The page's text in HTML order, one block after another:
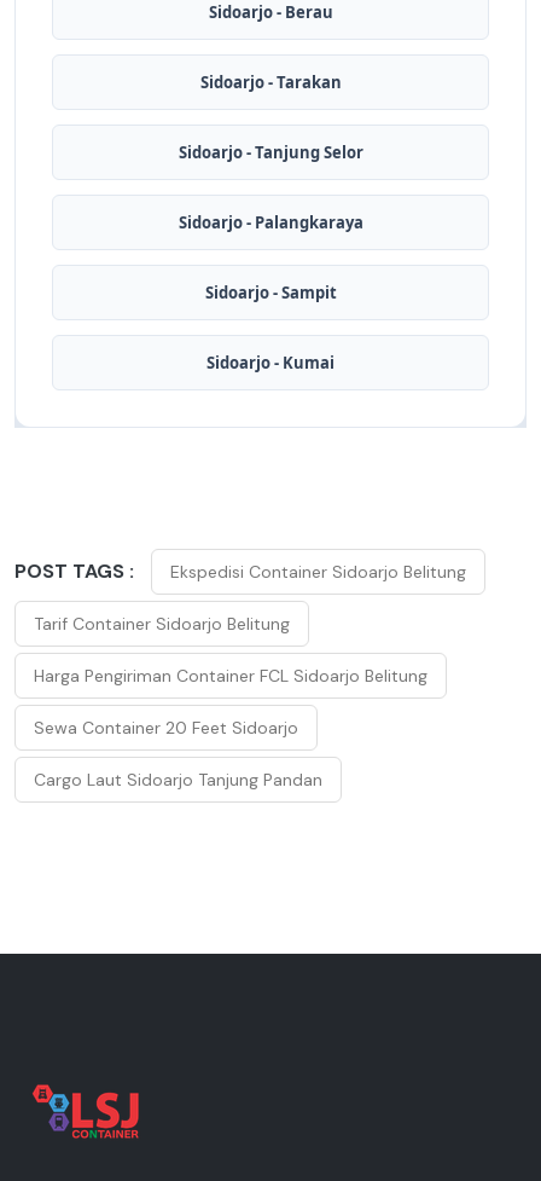
Sidoarjo - Berau
Sidoarjo - Tarakan
Sidoarjo - Tanjung Selor
Sidoarjo - Palangkaraya
Sidoarjo - Sampit
Sidoarjo - Kumai
POST TAGS : Ekspedisi Container Sidoarjo Belitung
Tarif Container Sidoarjo Belitung
Harga Pengiriman Container FCL Sidoarjo Belitung
Sewa Container 20 Feet Sidoarjo
Cargo Laut Sidoarjo Tanjung Pandan